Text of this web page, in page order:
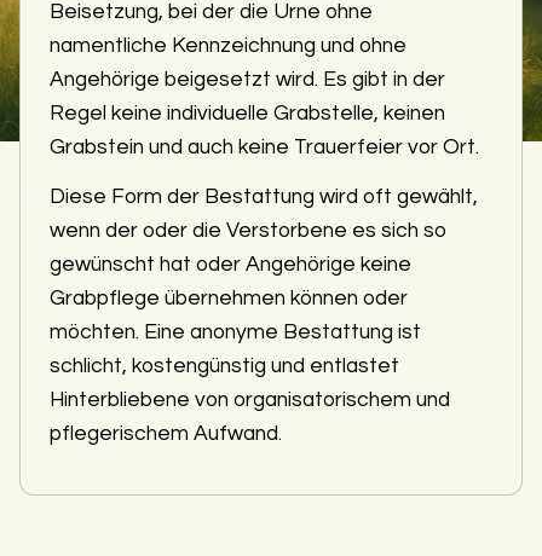
Beisetzung, bei der die Urne ohne
namentliche Kennzeichnung und ohne
Angehörige beigesetzt wird. Es gibt in der
Regel keine individuelle Grabstelle, keinen
Grabstein und auch keine Trauerfeier vor Ort.
Diese Form der Bestattung wird oft gewählt,
wenn der oder die Verstorbene es sich so
gewünscht hat oder Angehörige keine
Grabpflege übernehmen können oder
möchten. Eine anonyme Bestattung ist
schlicht, kostengünstig und entlastet
Hinterbliebene von organisatorischem und
pflegerischem Aufwand.